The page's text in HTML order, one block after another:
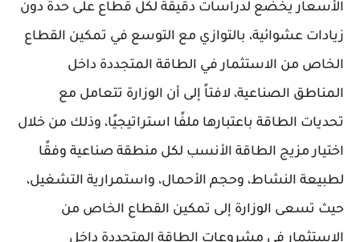
الأسعار يخضع لدراسات دقيقة لكل قطاع على حدة دون
زيادات عشوائية، بالتوازي مع التوسع في تمكين القطاع
الخاص من الاستثمار في الطاقة المتجددة داخل
المناطق الصناعية، لافتاً إلى أن الوزارة تتعامل مع
تحديات الطاقة باعتبارها ملفًا استراتيجيًا، وذلك من خلال
اختيار مزيج الطاقة الأنسب لكل منطقة صناعية وفقًا
لطبيعة النشاط، وحجم الأحمال، واستمرارية التشغيل،
حيث تسعى الوزارة إلى تمكين القطاع الخاص من
الاستثمار في مشروعات الطاقة المتجددة داخل